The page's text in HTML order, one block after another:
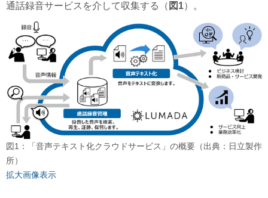
通話録音サービスを介して収集する（ 図1）。
図1：「音声テキスト化クラウドサービス」の概要（出典：日立製作
所）
拡大画像表示